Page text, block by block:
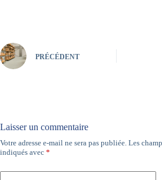
PRÉCÉDENT
Laisser un commentaire
Votre adresse e-mail ne sera pas publiée. Les
indiqués avec *
A
l